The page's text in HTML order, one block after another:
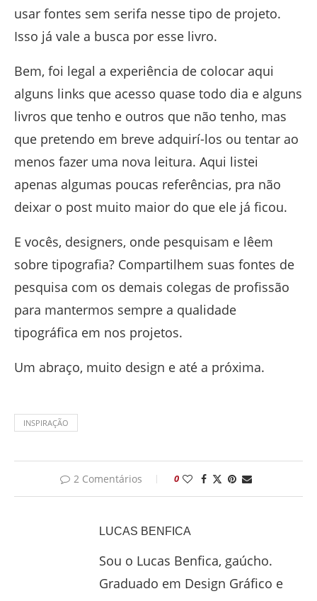
usar fontes sem serifa nesse tipo de projeto.
Isso já vale a busca por esse livro.
Bem, foi legal a experiência de colocar aqui
alguns links que acesso quase todo dia e alguns
livros que tenho e outros que não tenho, mas
que pretendo em breve adquirí-los ou tentar ao
menos fazer uma nova leitura. Aqui listei
apenas algumas poucas referências, pra não
deixar o post muito maior do que ele já ficou.
E vocês, designers, onde pesquisam e lêem
sobre tipografia? Compartilhem suas fontes de
pesquisa com os demais colegas de profissão
para mantermos sempre a qualidade
tipográfica em nos projetos.
Um abraço, muito design e até a próxima.
INSPIRAÇÃO
2 Comentários 0
LUCAS BENFICA
Sou o Lucas Benfica, gaúcho.
Graduado em Design Gráfico e